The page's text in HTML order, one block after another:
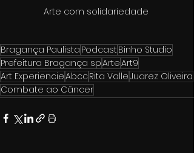
Arte com solidariedade
Bragança Paulista Podcast Binho Studio
Prefeitura Bragança spArteArt9
Art ExperiencieAbccRita ValleJuarez Oliveira
Combate ao Câncer